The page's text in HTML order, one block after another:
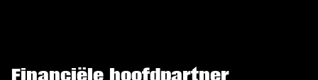
Financiële hoofdpartner